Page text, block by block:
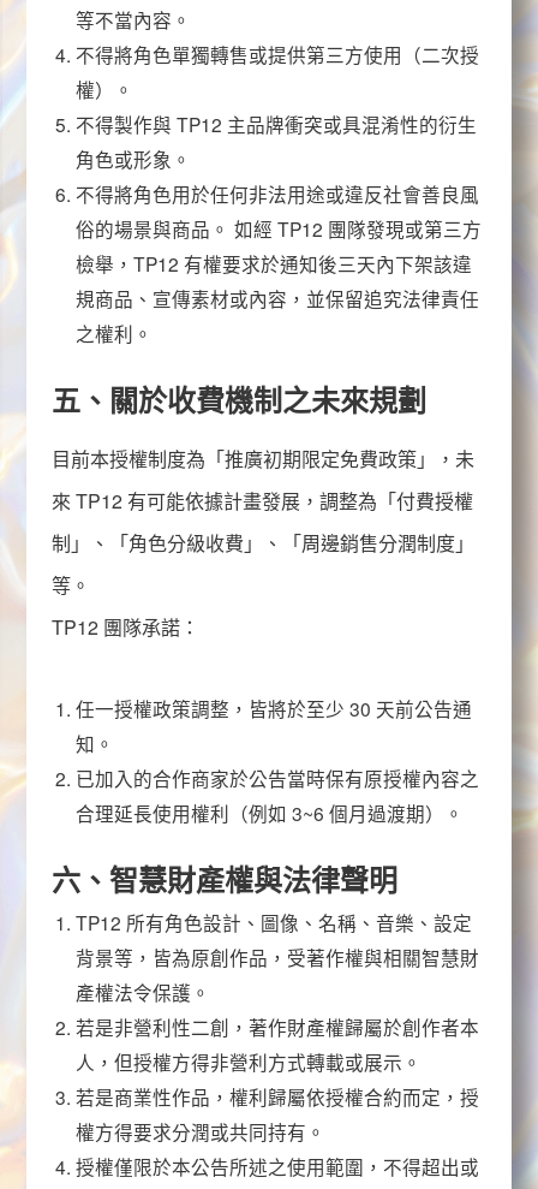
等不當內容。
不得將角色單獨轉售或提供第三方使用（二次授
權）。
不得製作與 TP12 主品牌衝突或具混淆性的衍生
角色或形象。
不得將角色用於任何非法用途或違反社會善良風
俗的場景與商品。 如經 TP12 團隊發現或第三方
檢舉， TP12 有權要求於通知後三天內下架該違
規商品、宣傳素材或內容，並保留追究法律責任
之權利。
五、關於收費機制之未來規劃
目前本授權制度為「推廣初期限定免費政策」，未
來 TP12有可能依據計畫發展，調整為「付費授權
制」、「角色分級收費」、「周邊銷售分潤制度」
等。
TP12團隊承諾：
任一授權政策調整，皆將於至少 30 天前公告通
知。
已加入的合作商家於公告當時保有原授權內容之
合理延長使用權利（例如 3~6 個月過渡期）。
六、智慧財產權與法律聲明
TP12 所有角色設計、圖像、名稱、音樂、設定
背景等，皆為原創作品，受著作權與相關智慧財
產權法令保護。
若是非營利性二創，著作財產權歸屬於創作者本
人，但授權方得非營利方式轉載或展示。
若是商業性作品，權利歸屬依授權合約而定，授
權方得要求分潤或共同持有。
授權僅限於本公告所述之使用範圍，不得超出或